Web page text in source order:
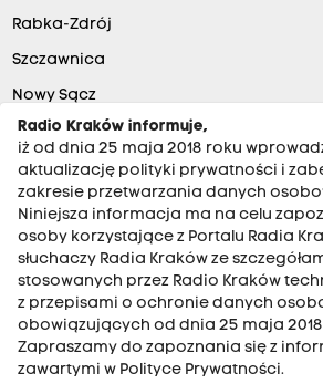
Rabka-Zdrój
Szczawnica
Nowy Sącz
RADIO KRAKÓW SA. Aleja Juliusza
Kraków
Radio Kraków informuje,
iż od dnia 25 maja 2018 roku
aktualizację polityki prywatności i
zakresie przetwarzania danych
Niniejsza informacja ma na celu
osoby korzystające z Portalu Radia
słuchaczy Radia Kraków ze
stosowanych przez Radio Kraków
z przepisami o ochronie danych
obowiązujących od dnia 25 maja
Zapraszamy do zapoznania się z
zawartymi w Polityce Prywatności.